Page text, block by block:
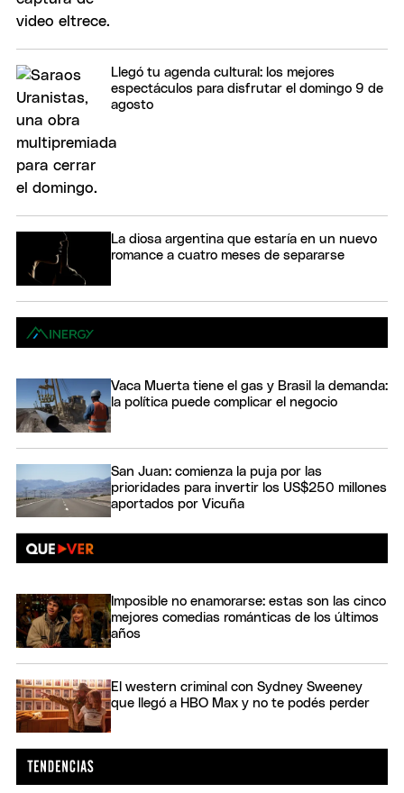
Llegó tu agenda cultural: los mejores
espectáculos para disfrutar el domingo 9 de
agosto
La diosa argentina que estaría en un nuevo
romance a cuatro meses de separarse
Vaca Muerta tiene el gas y Brasil la demanda:
la política puede complicar el negocio
San Juan: comienza la puja por las
prioridades para invertir los US$250 millones
aportados por Vicuña
Imposible no enamorarse: estas son las cinco
mejores comedias románticas de los últimos
años
El western criminal con Sydney Sweeney
que llegó a HBO Max y no te podés perder